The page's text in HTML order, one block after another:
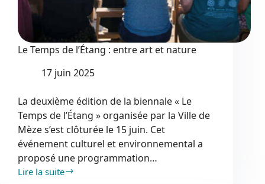
Le Temps de l’Étang : entre art et nature
17 juin 2025
La deuxième édition de la biennale « Le
Temps de l’Étang » organisée par la Ville de
Mèze s’est clôturée le 15 juin. Cet
événement culturel et environnemental a
proposé une programmation…
Lire la suite
Le